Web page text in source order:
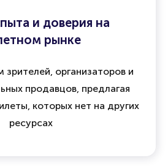
и доверия на
рынке
организаторов и
продавцов, предлагая
которых нет на других
ресурсах